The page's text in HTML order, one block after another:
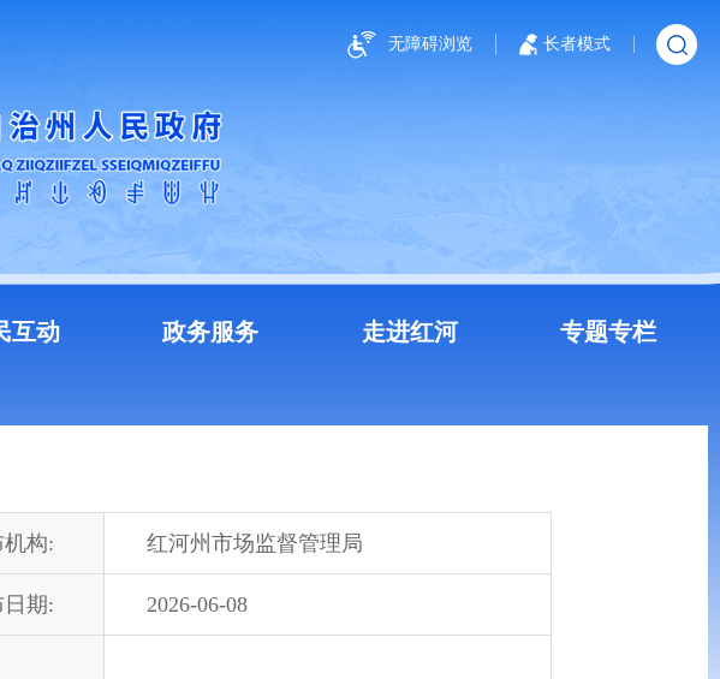
无障碍浏览 长者模式
互动 政务服务 走进红河 专题专栏
机构: 红河州市场监督管理局
日期: 2026-06-08